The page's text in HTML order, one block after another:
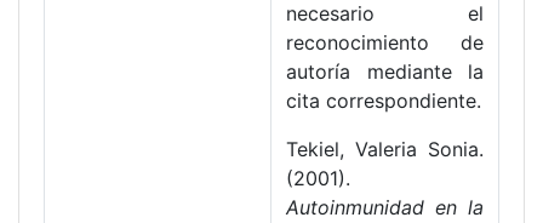
necesario el
reconocimiento de
autoría mediante la
cita correspondiente.
Tekiel, Valeria Sonia.
(2001).
Autoinmunidad en la